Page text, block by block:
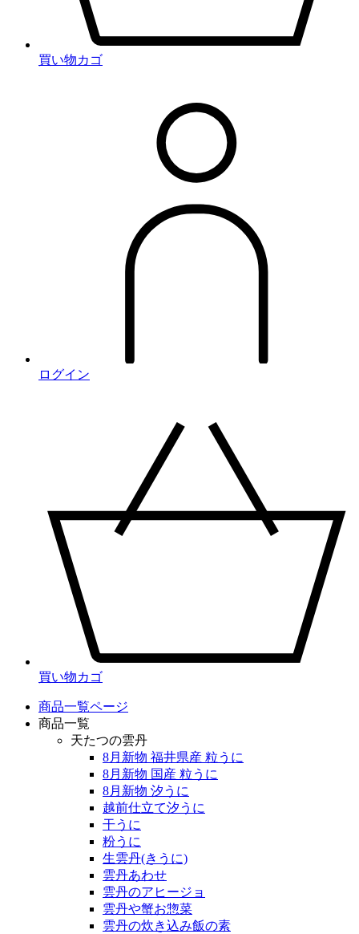
買い物カゴ
ログイン
買い物カゴ
商品一覧ページ
商品一覧
天たつの雲丹
8月新物 福井県産 粒うに
8月新物 国産 粒うに
8月新物 汐うに
越前仕立て汐うに
干うに
粉うに
生雲丹(きうに)
雲丹あわせ
雲丹のアヒージョ
雲丹や蟹お惣菜
雲丹の炊き込み飯の素